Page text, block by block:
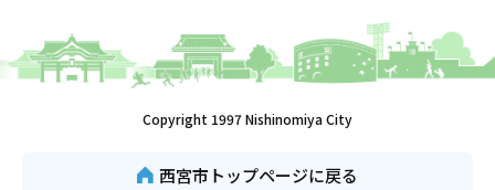
Copyright 1997 Nishinomiya City
西宮市トップページに戻る